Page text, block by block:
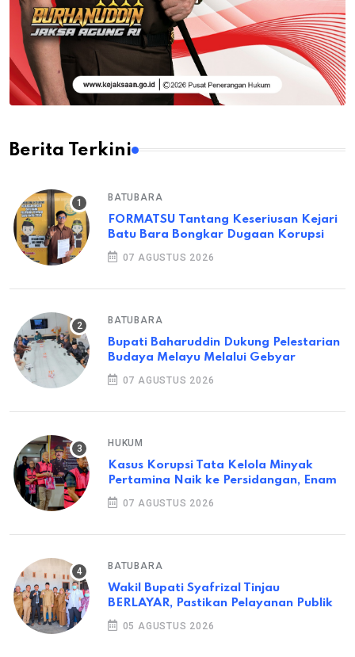
Berita Terkini
BATUBARA
FORMATSU Tantang Keseriusan Kejari
Batu Bara Bongkar Dugaan Korupsi
07 AGUSTUS 2026
BATUBARA
Bupati Baharuddin Dukung Pelestarian
Budaya Melayu Melalui Gebyar
07 AGUSTUS 2026
HUKUM
Kasus Korupsi Tata Kelola Minyak
Pertamina Naik ke Persidangan, Enam
07 AGUSTUS 2026
BATUBARA
Wakil Bupati Syafrizal Tinjau
BERLAYAR, Pastikan Pelayanan Publik
05 AGUSTUS 2026